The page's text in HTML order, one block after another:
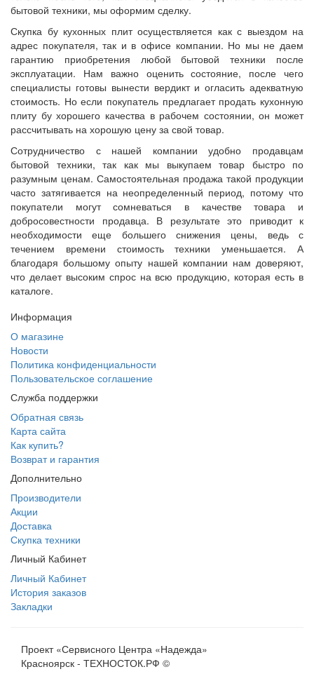
бытовой техники, мы оформим сделку.
Скупка бу кухонных плит осуществляется как с выездом на
адрес покупателя, так и в офисе компании. Но мы не даем
гарантию приобретения любой бытовой техники после
эксплуатации. Нам важно оценить состояние, после чего
специалисты готовы вынести вердикт и огласить адекватную
стоимость. Но если покупатель предлагает продать кухонную
плиту бу хорошего качества в рабочем состоянии, он может
рассчитывать на хорошую цену за свой товар.
Сотрудничество с нашей компании удобно продавцам
бытовой техники, так как мы выкупаем товар быстро по
разумным ценам. Самостоятельная продажа такой продукции
часто затягивается на неопределенный период, потому что
покупатели могут сомневаться в качестве товара и
добросовестности продавца. В результате это приводит к
необходимости еще большего снижения цены, ведь с
течением времени стоимость техники уменьшается. А
благодаря большому опыту нашей компании нам доверяют,
что делает высоким спрос на всю продукцию, которая есть в
каталоге.
Информация
О магазине
Новости
Политика конфиденциальности
Пользовательское соглашение
Служба поддержки
Обратная связь
Карта сайта
Как купить?
Возврат и гарантия
Дополнительно
Производители
Акции
Доставка
Скупка техники
Личный Кабинет
Личный Кабинет
История заказов
Закладки
Проект «Сервисного Центра «Надежда»
Красноярск - ТЕХНОСТОК.РФ ©